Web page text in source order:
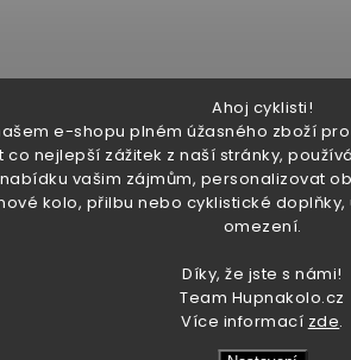
Ahoj cyklisti!
e-shopu plném úžasného zboží
co nejlepší zážitek z naší stránky,
vašim zájmům, personalizovat
kolo, přilbu nebo cyklistické
omezení.
Díky, že jste s námi!
Team Hupnakolo.cz
Více informací zde.